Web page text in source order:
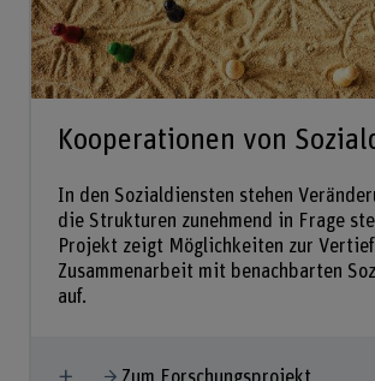
Kooperationen von
In den Sozialdiensten stehen
die Strukturen zunehmend in Frage
Projekt zeigt Möglichkeiten zur
Zusammenarbeit mit benachbarten
auf.
Mehr anzeigen
Zum Forschungsprojekt